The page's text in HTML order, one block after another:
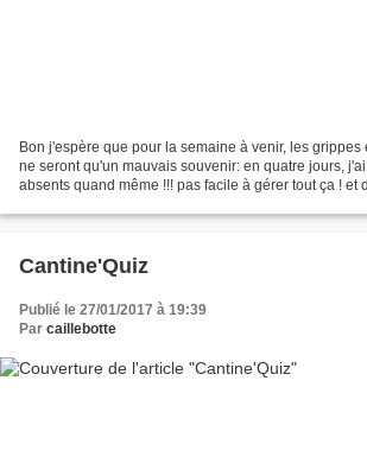
Bon j'espère que pour la semaine à venir, les grippes
ne seront qu'un mauvais souvenir: en quatre jours,
absents quand même !!! pas facile à gérer tout ça ! et
Cantine'Quiz
Publié le 27/01/2017 à 19:39
Par caillebotte